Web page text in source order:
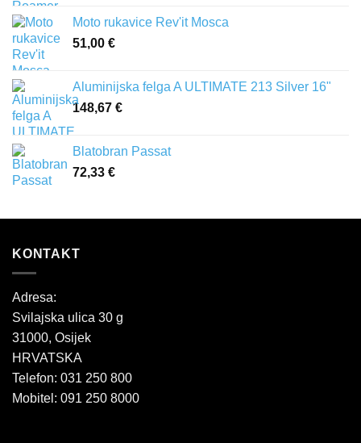
Moto rukavice Rev'it Mosca
51,00 €
Aluminijska felga A ULTIMATE 213 Silver 16"
148,67 €
Blatobran Passat
72,33 €
KONTAKT
Adresa:
Svilajska ulica 30 g
31000, Osijek
HRVATSKA
Telefon: 031 250 800
Mobitel: 091 250 8000